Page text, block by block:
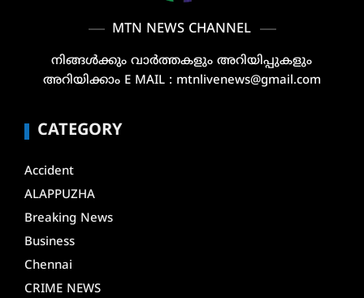
MTN NEWS CHANNEL
നിങ്ങൾക്കും വാർത്തകളും അറിയിപ്പുകളും
അറിയിക്കാം E MAIL : mtnlivenews@gmail.com
CATEGORY
Accident
ALAPPUZHA
Breaking News
Business
Chennai
CRIME NEWS